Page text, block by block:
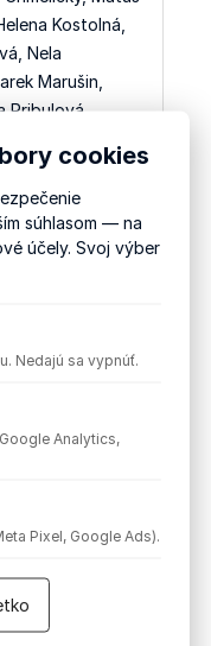
Kostolná,
Nela
Marušin,
Pribulová,
Lujza
Zuzana
Michaela
Ivana
Brabec,
Jana
Sálusová,
Katarína
cookies
súhlasom — na
účely. Svoj výber
Nedajú sa vypnúť.
Analytics,
Pixel, Google Ads).